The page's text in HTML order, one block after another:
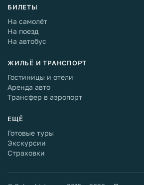
БИЛЕТЫ
На самолёт
На поезд
На автобус
ЖИЛЬЁ И ТРАНСПОРТ
Гостиницы и отели
Аренда авто
Трансфер в аэропорт
ЕЩЁ
Готовые туры
Экскурсии
Страховки